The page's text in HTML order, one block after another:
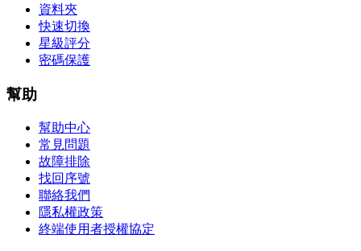
資料夾
快速切換
星級評分
密碼保護
幫助
幫助中心
常見問題
故障排除
找回序號
聯絡我們
隱私權政策
終端使用者授權協定